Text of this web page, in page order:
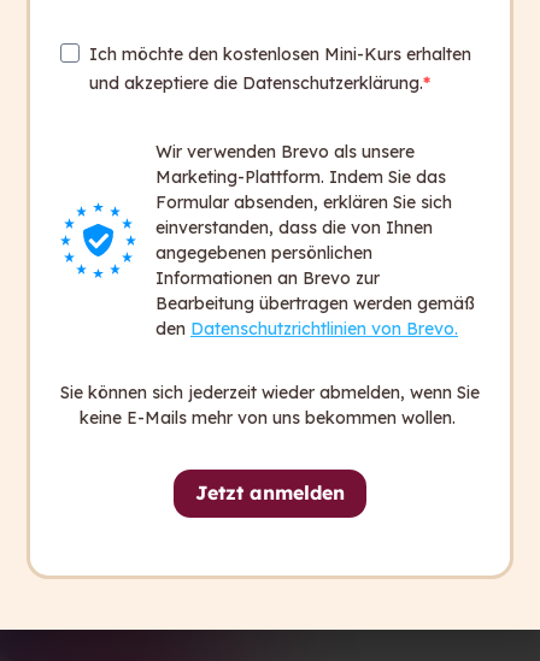
Sozialunternehmen. Für sie entwickeln wir
maßgeschneiderte Produkte und Lösungen.
Ich möchte den kostenlosen Mini-Kurs erhalten
und akzeptiere die Datenschutzerklärung.
Wir verwenden Brevo als unsere
Marketing-Plattform. Indem Sie das
Formular absenden, erklären Sie sich
einverstanden, dass die von Ihnen
angegebenen persönlichen
Informationen an Brevo zur
Bearbeitung übertragen werden gemäß
den Datenschutzrichtlinien von Brevo.
Sie können sich jederzeit wieder abmelden, wenn Sie
keine E-Mails mehr von uns bekommen wollen.
Jetzt anmelden